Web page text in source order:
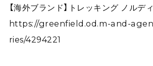
【海外ブランド】トレッキング ノルデ
https://greenfield.od.m-and-
ries/4294221